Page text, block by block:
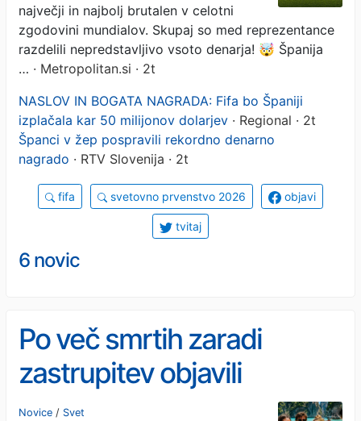
največji in najbolj brutalen v celotni
zgodovini mundialov. Skupaj so med reprezentance
razdelili nepredstavljivo vsoto denarja! 🤯 Španija
… · Metropolitan.si · 2t
NASLOV IN BOGATA NAGRADA: Fifa bo Španiji
izplačala kar 50 milijonov dolarjev · Regional · 2t
Španci v žep pospravili rekordno denarno
nagrado · RTV Slovenija · 2t
fifa svetovno prvenstvo 2026 objavi
tvitaj
6 novic
Po več smrtih zaradi
zastrupitev objavili
seznam najbolj nevarnih
Novice / Svet